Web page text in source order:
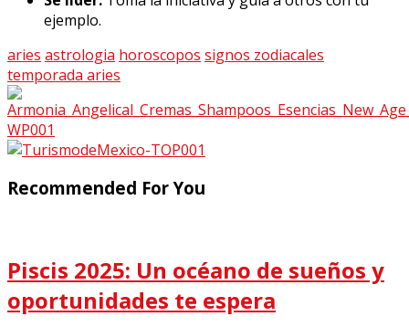
ejemplo.
aries astrologia horoscopos signos zodiacales
temporada aries
Recommended For You
Piscis 2025: Un océano de sueños y
oportunidades te espera